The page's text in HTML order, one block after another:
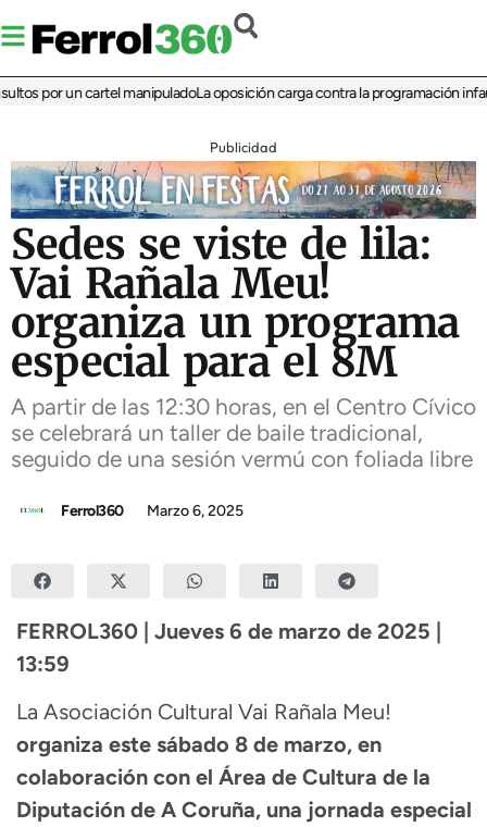
por un cartel manipuladoLa oposición carga contra la programación infantil
Publicidad
Sedes se viste de lila:
Vai Rañala Meu!
organiza un programa
especial para el 8M
A partir de las 12:30 horas, en el Centro Cívico
se celebrará un taller de baile tradicional,
seguido de una sesión vermú con foliada libre
Ferrol360 Marzo 6, 2025
FERROL360 | Jueves 6 de marzo de 2025 |
13:59
La Asociación Cultural Vai Rañala Meu!
organiza este sábado 8 de marzo, en
colaboración con el Área de Cultura de la
Diputación de A Coruña, una jornada especial